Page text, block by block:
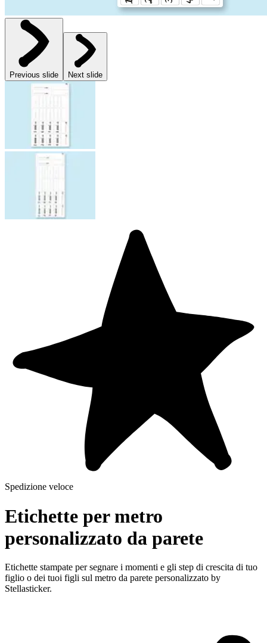
Previous slide Next slide
Spedizione veloce
Etichette per metro
personalizzato da parete
Etichette stampate per segnare i momenti e gli step di crescita di tuo
figlio o dei tuoi figli sul metro da parete personalizzato by
Stellasticker.